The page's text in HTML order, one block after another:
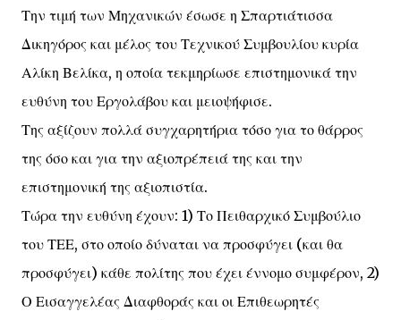
Την τιμή των Μηχανικών έσωσε η Σπαρτιάτισσα
Δικηγόρος και μέλος του Τεχνικού Συμβουλίου κυρία
Αλίκη Βελίκα, η οποία τεκμηρίωσε επιστημονικά την
ευθύνη του Εργολάβου και μειοψήφισε.
Της αξίζουν πολλά συγχαρητήρια τόσο για το θάρρος
της όσο και για την αξιοπρέπειά της και την
επιστημονική της αξιοπιστία.
Τώρα την ευθύνη έχουν: 1) Το Πειθαρχικό Συμβούλιο
του ΤΕΕ, στο οποίο δύναται να προσφύγει (και θα
προσφύγει) κάθε πολίτης που έχει έννομο συμφέρον, 2)
Ο Εισαγγελέας Διαφθοράς και οι Επιθεωρητές